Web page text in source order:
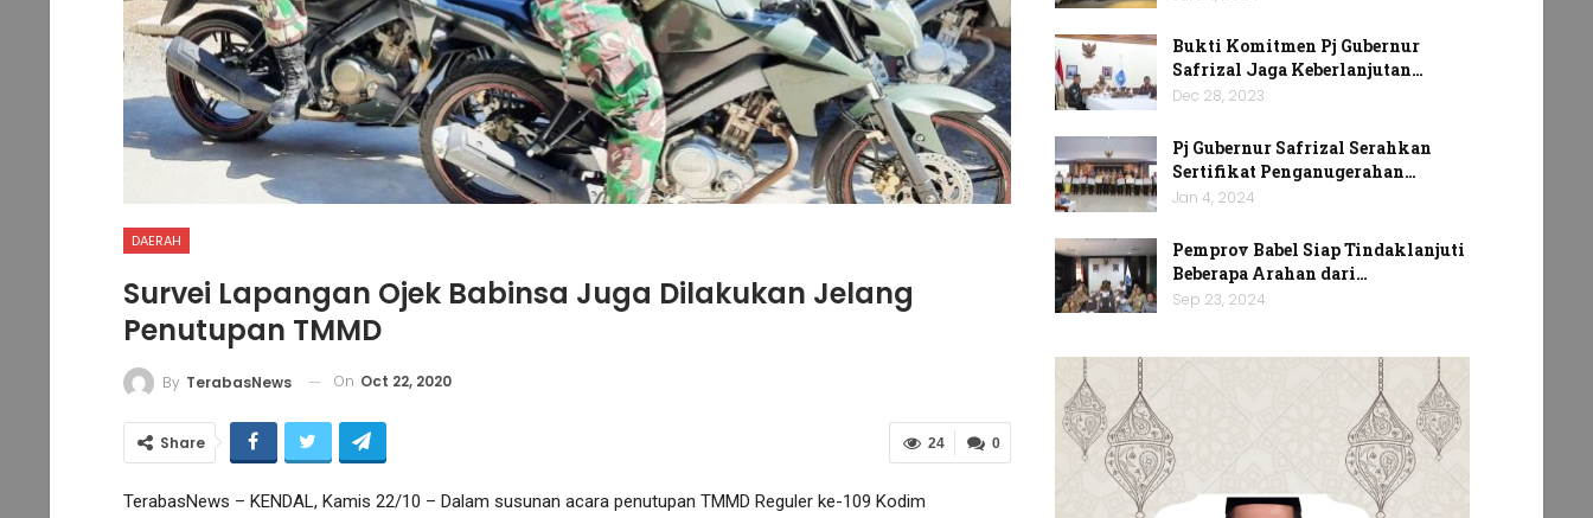
DAERAH
Survei Lapangan Ojek Babinsa Juga Dilakukan Jelang
Penutupan TMMD
By TerabasNews On Oct 22, 2020
0
24
Share
TerabasNews – KENDAL, Kamis 22/10 – Dalam susunan acara penutupan TMMD Reguler ke-109 Kodim
Bukti Komitmen Pj Gubernur
Safrizal Jaga Keberlanjutan…
Dec 28, 2023
Pj Gubernur Safrizal Serahkan
Sertifikat Penganugerahan…
Jan 4, 2024
Pemprov Babel Siap Tindaklanjuti
Beberapa Arahan dari…
Sep 23, 2024